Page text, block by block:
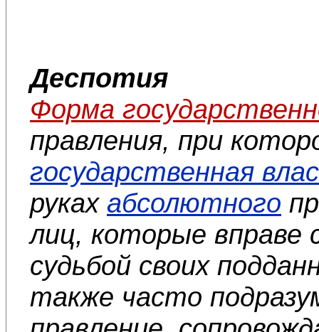
Деспотия
Форма
правления, при
государственная
руках абсолютного
лиц, которые вправе
судьбой своих
также часто